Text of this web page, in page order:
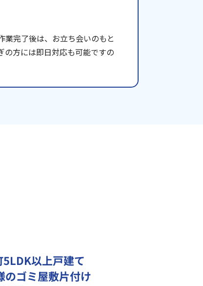
業完了後は、お立ち会いのもと
の方には即日対応も可能ですの
以上戸建て
のゴミ屋敷片付け